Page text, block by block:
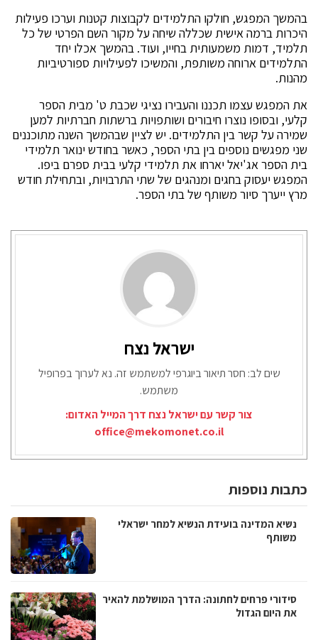
בהמשך המפגש, חולקו התלמידים לקבוצות קטנות וערכו פעילות
היכרות ברמה אישית שכללה שיחה על מקור השם הפרטי של כל
תלמיד, דמות משמעותית בחייו, ועוד. בהמשך אכלו יחד
התלמידים ארוחה משותפת, והמשיכו לפעילויות ספורטיביות
מהנות.
את המפגש עצמו תכננו והעבירו נציגי שכבת ט' מבית הספר
קלעי, ובסופו נוצרו חיבורים ושותפויות ברשתות חברתיות למען
שמירה על קשר בין התלמידים. יש לציין שבהמשך השנה מתוכננים
שני מפגשים נוספים בין בתי הספר, כאשר בחודש ינואר תלמידי
בית הספר אג'יאל יארחו את תלמידי קלעי בבית ספרם ביפו.
המפגש יעסוק בחגים ומנהגים של שתי התרבויות, ובתחילת חודש
מרץ ייערך סיור משותף של בתי הספר.
ישראל נצח
שים לב: חסר תיאור ביוגרפי למשתמש זה. נא לערוך בפרופיל
משתמש.
צור קשר עם ישראל נצח דרך המייל האדום:
office@mekomonet.co.il
כתבות נוספות
נשיא המדינה בועידת הנשיא למחר ישראלי
משותף
סידורי פרחים לחתונה: הדרך המושלמת להאיר
את היום הגדול